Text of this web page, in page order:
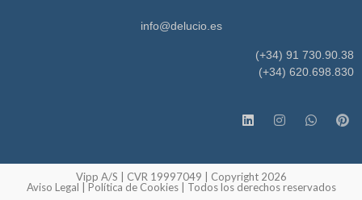
info@delucio.es
(+34) 91 730.90.38
(+34) 620.698.830
Vipp A/S | CVR 19997049 | Copyright 2026
Aviso Legal
Política de Cookies| Todos los derechos reservados